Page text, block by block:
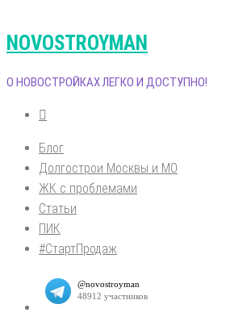
NOVOSTROYMAN
О НОВОСТРОЙКАХ ЛЕГКО И ДОСТУПНО!
Блог
Долгострои Москвы и МО
ЖК с проблемами
Статьи
ПИК
#СтартПродаж